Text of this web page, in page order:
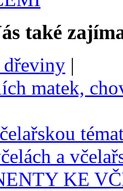
také
dřeviny |
matek,
a
KE